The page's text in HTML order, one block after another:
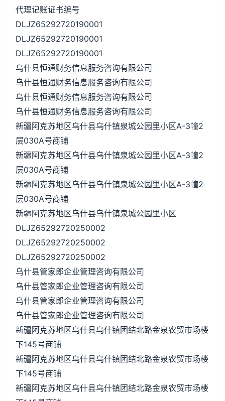
代理记账证书编号
DLJZ65292720190001
DLJZ65292720190001
DLJZ65292720190001
乌什县恒通财务信息服务咨询有限公司
乌什县恒通财务信息服务咨询有限公司
乌什县恒通财务信息服务咨询有限公司
乌什县恒通财务信息服务咨询有限公司
新疆阿克苏地区乌什县乌什镇泉城公园里小区A-3幢2
层030A号商铺
新疆阿克苏地区乌什县乌什镇泉城公园里小区A-3幢2
层030A号商铺
新疆阿克苏地区乌什县乌什镇泉城公园里小区A-3幢2
层030A号商铺
新疆阿克苏地区乌什县乌什镇泉城公园里小区
DLJZ65292720250002
DLJZ65292720250002
DLJZ65292720250002
乌什县管家郎企业管理咨询有限公司
乌什县管家郎企业管理咨询有限公司
乌什县管家郎企业管理咨询有限公司
乌什县管家郎企业管理咨询有限公司
新疆阿克苏地区乌什县乌什镇团结北路金泉农贸市场楼
下145号商铺
新疆阿克苏地区乌什县乌什镇团结北路金泉农贸市场楼
下145号商铺
新疆阿克苏地区乌什县乌什镇团结北路金泉农贸市场楼